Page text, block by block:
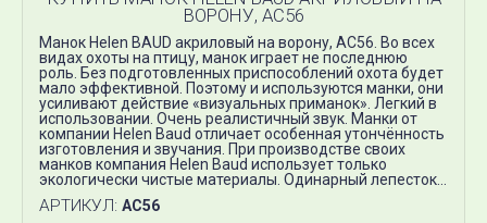
ВОРОНУ, AC56
Манок Helen BAUD акриловый на ворону, AC56. Во всех
видах охоты на птицу, манок играет не последнюю
роль. Без подготовленных приспособлений охота будет
мало эффективной. Поэтому и используются манки, они
усиливают действие «визуальных приманок». Легкий в
использовании. Очень реалистичный звук. Манки от
компании Helen Baud отличает особенная утончённость
изготовления и звучания. При производстве своих
манков компания Helen Baud использует только
экологически чистые материалы. Одинарный лепесток...
АРТИКУЛ: AC56